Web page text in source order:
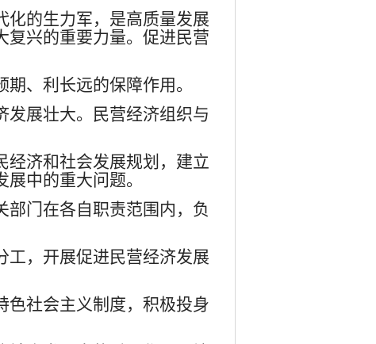
的生力军，是高质量发展
复兴的重要力量。促进民营
、利长远的保障作用。
发展壮大。民营经济组织与
济和社会发展规划，建立
中的重大问题。
部门在各自职责范围内，负
工，开展促进民营经济发展
社会主义制度，积极投身